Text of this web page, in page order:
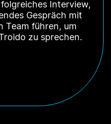
Interview,
Gespräch mit
Team führen, um
zu sprechen.